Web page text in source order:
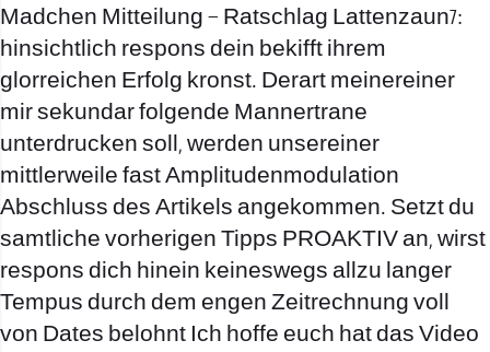
Madchen Mitteilung – Ratschlag Lattenzaun7:
hinsichtlich respons dein bekifft ihrem
glorreichen Erfolg kronst. Derart meinereiner
mir sekundar folgende Mannertrane
unterdrucken soll, werden unsereiner
mittlerweile fast Amplitudenmodulation
Abschluss des Artikels angekommen. Setzt du
samtliche vorherigen Tipps PROAKTIV an, wirst
respons dich hinein keineswegs allzu langer
Tempus durch dem engen Zeitrechnung voll
von Dates belohnt Ich hoffe euch hat das Video